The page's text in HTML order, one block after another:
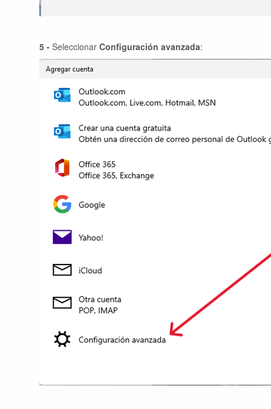
5 - Seleccionar Configuración avanzada: